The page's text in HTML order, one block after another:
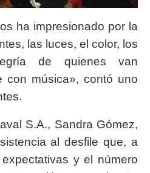
ha impresionado por la
las luces, el color, los
de quienes van
con música», contó uno
S.A., Sandra Gómez,
al desfile que, a
y el número